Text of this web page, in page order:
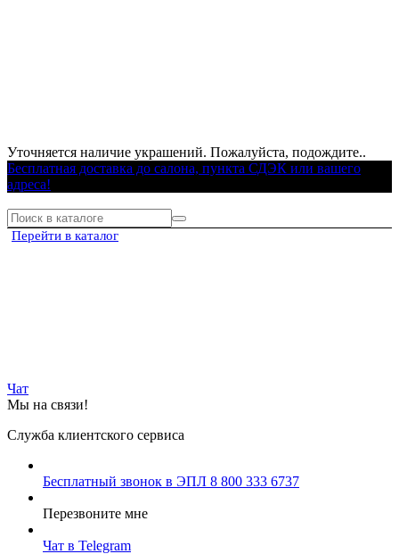
Уточняется наличие украшений. Пожалуйста, подождите..
Бесплатная доставка до салона, пункта СДЭК или вашего
адреса!
Перейти в каталог
Чат
Мы на связи!
Служба клиентского сервиса
Бесплатный звонок в ЭПЛ 8 800 333 6737
Перезвоните мне
Чат в Telegram